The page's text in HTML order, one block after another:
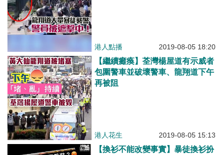
港人點播 2019-08-05 18:20
【繼續癱瘓】荃灣楊屋道有示威者
包圍警車並破壞警車、龍翔道下午
再被阻
港人花生 2019-08-05 15:13
【換衫不能改變事實】暴徒換衫扮